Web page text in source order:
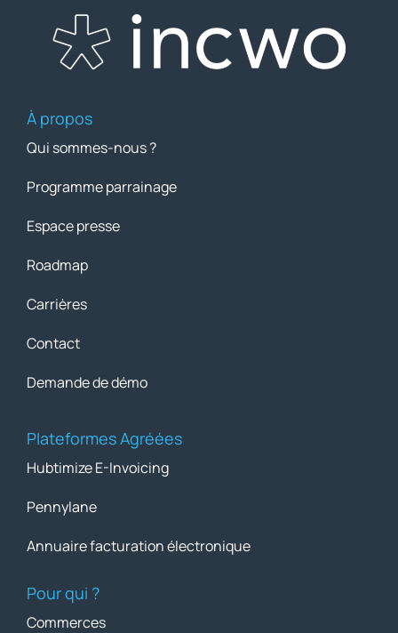
À propos
Qui sommes-nous ?
Programme parrainage
Espace presse
Roadmap
Carrières
Contact
Demande de démo
Plateformes Agréées
Hubtimize E-Invoicing
Pennylane
Annuaire facturation électronique
Pour qui ?
Commerces